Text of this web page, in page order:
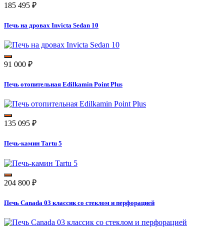
185 495 ₽
Печь на дровах Invicta Sedan 10
91 000 ₽
Печь отопительная Edilkamin Point Plus
135 095 ₽
Печь-камин Tartu 5
204 800 ₽
Печь Canada 03 классик со стеклом и перфорацией